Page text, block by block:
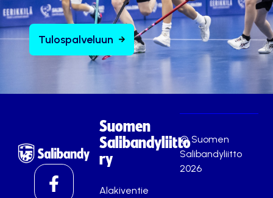
Tulospalveluun
Suomen
Salibandyliitto
ry
Alakiventie
© Suomen
Salibandyliitto
2026